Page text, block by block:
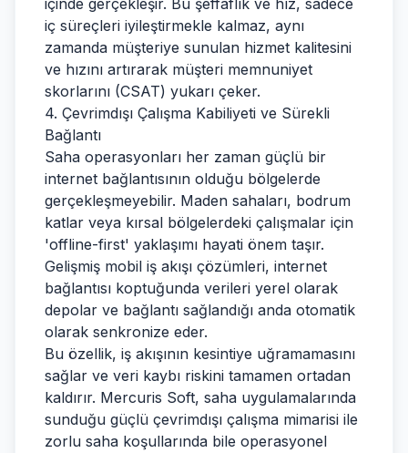
içinde gerçekleşir. Bu şeffaflık ve hız, sadece
iç süreçleri iyileştirmekle kalmaz, aynı
zamanda müşteriye sunulan hizmet kalitesini
ve hızını artırarak müşteri memnuniyet
skorlarını (CSAT) yukarı çeker.
4. Çevrimdışı Çalışma Kabiliyeti ve Sürekli
Bağlantı
Saha operasyonları her zaman güçlü bir
internet bağlantısının olduğu bölgelerde
gerçekleşmeyebilir. Maden sahaları, bodrum
katlar veya kırsal bölgelerdeki çalışmalar için
'offline-first' yaklaşımı hayati önem taşır.
Gelişmiş mobil iş akışı çözümleri, internet
bağlantısı koptuğunda verileri yerel olarak
depolar ve bağlantı sağlandığı anda otomatik
olarak senkronize eder.
Bu özellik, iş akışının kesintiye uğramamasını
sağlar ve veri kaybı riskini tamamen ortadan
kaldırır. Mercuris Soft, saha uygulamalarında
sunduğu güçlü çevrimdışı çalışma mimarisi ile
zorlu saha koşullarında bile operasyonel